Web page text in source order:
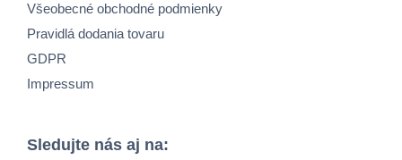
Všeobecné obchodné podmienky
Pravidlá dodania tovaru
GDPR
Impressum
Sledujte nás aj na: